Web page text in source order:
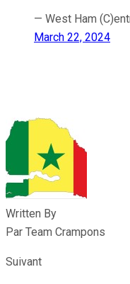
— West Ham
March 22, 2024
Written By
Par Team Crampons
Suivant